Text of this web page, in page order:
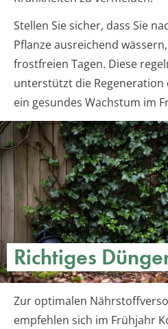
Stellen Sie sicher, dass Sie
Pflanze ausreichend
frostfreien Tagen. Diese
unterstützt die
ein gesundes Wachstum im
Richtiges
Zur optimalen
empfehlen sich im Frühjahr